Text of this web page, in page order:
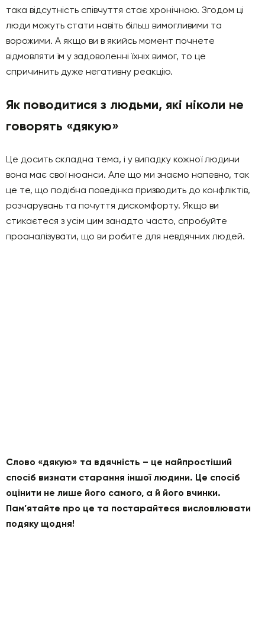
така відсутність співчуття стає хронічною. Згодом ці
люди можуть стати навіть більш вимогливими та
ворожими. А якщо ви в якийсь момент почнете
відмовляти їм у задоволенні їхніх вимог, то це
спричинить дуже негативну реакцію.
Як поводитися з людьми, які ніколи не
говорять «дякую»
Це досить складна тема, і у випадку кожної людини
вона має свої нюанси. Але що ми знаємо напевно, так
це те, що подібна поведінка призводить до конфліктів,
розчарувань та почуття дискомфорту. Якщо ви
стикаєтеся з усім цим занадто часто, спробуйте
проаналізувати, що ви робите для невдячних людей.
Слово «дякую» та вдячність – це найпростіший
спосіб визнати старання іншої людини. Це спосіб
оцінити не лише його самого, а й його вчинки.
Пам’ятайте про це та постарайтеся висловлювати
подяку щодня!